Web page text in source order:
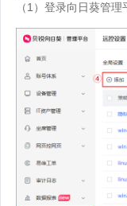
（1）登录向日葵管